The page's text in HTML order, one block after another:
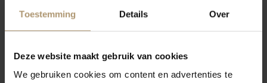
Toestemming Details Over
Deze website maakt gebruik van cookies
We gebruiken cookies om content en advertenties te
Geen producten gevonden!...